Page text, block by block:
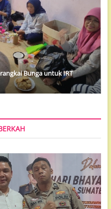
Bunga untuk IRT